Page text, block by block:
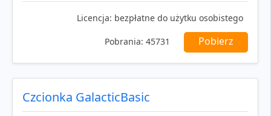
Licencja: bezpłatne do użytku osobistego
Pobrania: 45731 Pobierz
Czcionka GalacticBasic